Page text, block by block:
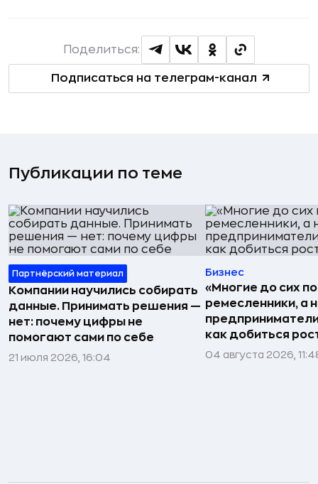
Подписаться на телеграм-канал
Поделиться:
Публикации по теме
Партнёрский материал
Компании научились собирать
данные. Принимать решения —
нет: почему цифры не
помогают сами по себе
21 июля 2026, 16:04
Бизнес
«Многие до сих
ремесленники, а
как добиться
04 августа 2026,